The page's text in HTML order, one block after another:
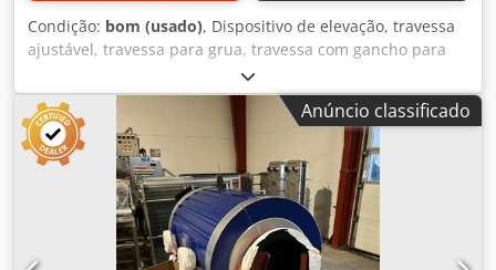
Condição: bom (usado), Dispositivo de elevação, travessa
ajustável, travessa para grua, travessa com gancho para
grua, travessa de carga, travessa para cargas pesadas,
travessa de compensação, dispositivo de levantamento,
elevador de materiais para elevador, ponte rolante,
guindaste giratório de coluna, guindaste de estação de
trabalho, talha de corrente - Fabricante: Alfa Laval,
dispositivo de elevação de centrífuga decantadora -
Capacidade de carga: 850 kg .: 6123 2745 85 - Dimensões
de transporte: 1375/595/H255 mm - Peso: 73 kg Djdpfx Aezf
E Egsf Tekr
Anúncio classificado